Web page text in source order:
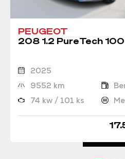
PEUGEOT
208 1.2 PureTech 100
2025
9552 km
74 kw / 101 ks